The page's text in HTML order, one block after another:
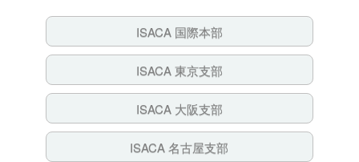
ISACA 国際本部
ISACA 東京支部
ISACA 大阪支部
ISACA 名古屋支部